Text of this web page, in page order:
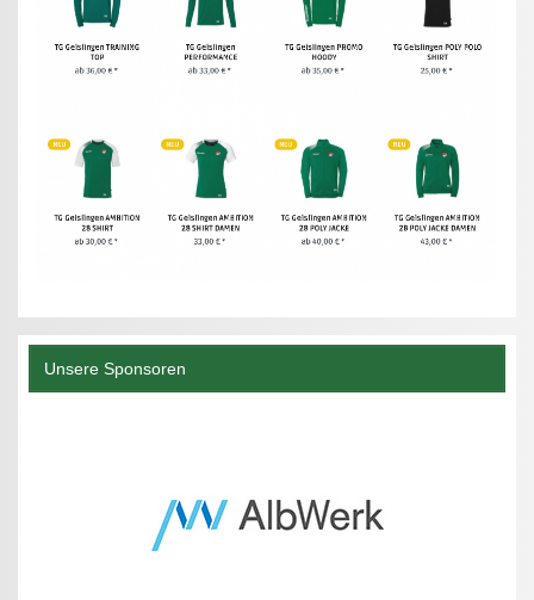
Unsere Sponsoren